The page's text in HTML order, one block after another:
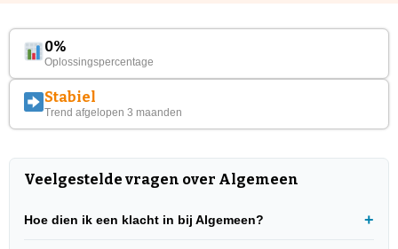
0%
Oplossingspercentage
Stabiel
Trend afgelopen 3 maanden
Veelgestelde vragen over Algemeen
Hoe dien ik een klacht in bij Algemeen?